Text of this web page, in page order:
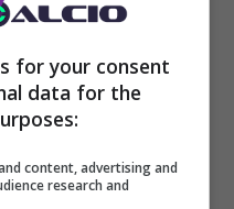
la principale.
suo futuro può
a Sud: sono infatti
pronti a
for your consent
data for the
content, advertising and
research and